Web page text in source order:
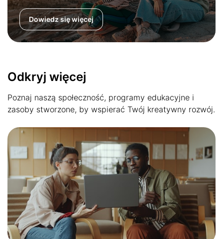
Dowiedz się więcej
Odkryj więcej
Poznaj naszą społeczność, programy edukacyjne i
zasoby stworzone, by wspierać Twój kreatywny rozwój.